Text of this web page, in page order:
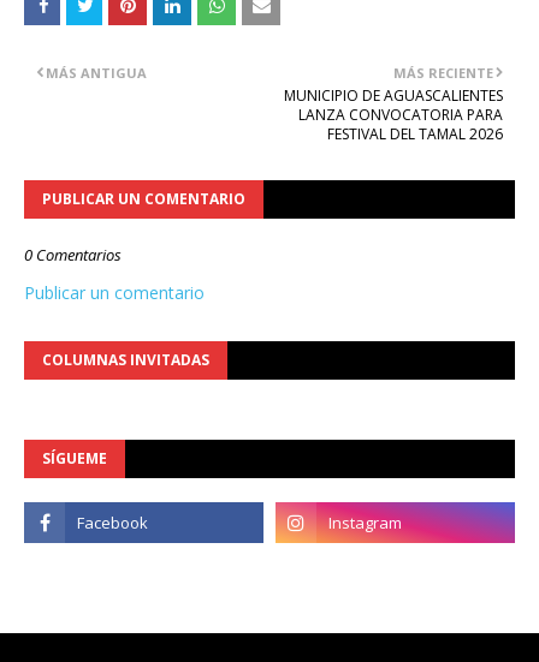
MÁS RECIENTE
MUNICIPIO DE AGUASCALIENTES
LANZA CONVOCATORIA PARA
FESTIVAL DEL TAMAL 2026
MÁS ANTIGUA
PUBLICAR UN COMENTARIO
0 Comentarios
Publicar un comentario
COLUMNAS INVITADAS
SÍGUEME